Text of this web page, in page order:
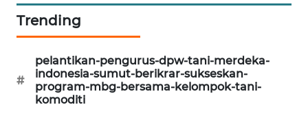
Trending
#
pelantikan-pengurus-dpw-tani-merdeka-
indonesia-sumut-berikrar-sukseskan-
program-mbg-bersama-kelompok-tani-
komoditi
ENERGI
CILEUNGSI
NEWS